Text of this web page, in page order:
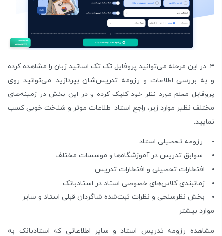
۴. در این مرحله می‌توانید پروفایل تک تک اساتید زبان را مشاهده کرده
و به بررسی اطلاعات و رزومه تدریس‌شان بپردازید. می‌توانید روی
پروفایل معلم مورد نظر خود کلیک کرده و در این بخش در زمینه‌های
مختلف نظیر موارد زیر، راجع استاد اطلاعات موثر و شناخت خوبی کسب
نمایید.
رزومه تحصیلی استاد
سوابق تدریس در آموزشگاه‌ها و موسسات مختلف
افتخارات تحصیلی و افتخارات تدریس
زمانبندی کلاس‌های خصوصی استاد در استادبانک
بخش نظرسنجی و نظرات ثبت‌شده شاگردان قبلی استاد و سایر
موارد بیشتر
مشاهده رزومه تدریس استاد و سایر اطلاعاتی که استادبانک به